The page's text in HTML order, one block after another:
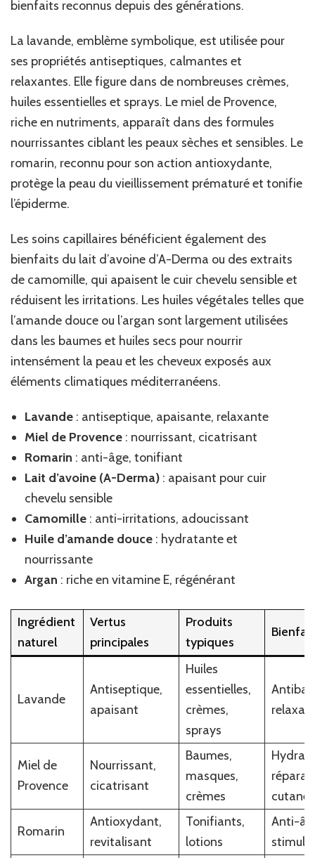
bienfaits reconnus depuis des générations.
La lavande, emblème symbolique, est utilisée pour
ses propriétés antiseptiques, calmantes et
relaxantes. Elle figure dans de nombreuses crèmes,
huiles essentielles et sprays. Le miel de Provence,
riche en nutriments, apparaît dans des formules
nourrissantes ciblant les peaux sèches et sensibles. Le
romarin, reconnu pour son action antioxydante,
protège la peau du vieillissement prématuré et tonifie
l’épiderme.
Les soins capillaires bénéficient également des
bienfaits du lait d’avoine d’A-Derma ou des extraits
de camomille, qui apaisent le cuir chevelu sensible et
réduisent les irritations. Les huiles végétales telles que
l’amande douce ou l’argan sont largement utilisées
dans les baumes et huiles secs pour nourrir
intensément la peau et les cheveux exposés aux
éléments climatiques méditerranéens.
Lavande : antiseptique, apaisante, relaxante
Miel de Provence : nourrissant, cicatrisant
Romarin : anti-âge, tonifiant
Lait d’avoine (A-Derma) : apaisant pour cuir
chevelu sensible
Camomille : anti-irritations, adoucissant
Huile d’amande douce : hydratante et
nourrissante
Argan : riche en vitamine E, régénérant
Ingrédient
naturel
Vertus
principales
Produits
typiques
Lavande
Antiseptique,
apaisant
Huiles
essentielles,
crèmes,
sprays
Miel de
Provence
Nourrissant,
cicatrisant
Baumes,
masques,
crèmes
cutanée
Romarin
Antioxydant,
revitalisant
Tonifiants,
lotions
Anti-